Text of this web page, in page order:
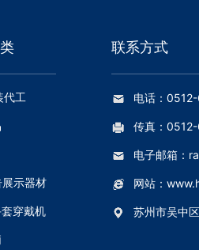
代工
示器材
穿戴机
联系方式
电话：
传真：
电子邮箱：
网站：
苏州市吴中